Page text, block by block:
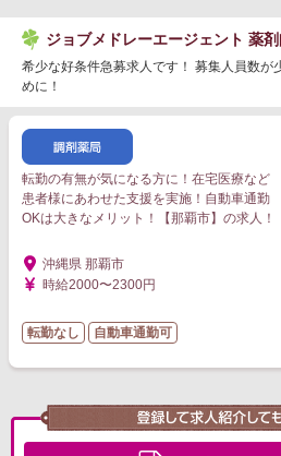
ジョブメドレーエージェント 薬
希少な好条件急募求人です！ 募集人員数が
めに！
転勤の有無が気になる方に！在宅医療など
患者様にあわせた支援を実施！自動車通勤
OKは大きなメリット！【那覇市】の求人！
沖縄県 那覇市
時給2000〜2300円
転勤なし 自動車通勤可